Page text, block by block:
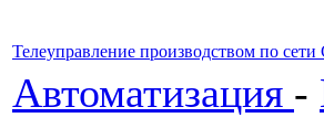
Телеуправление производством по сети
Автоматизация -